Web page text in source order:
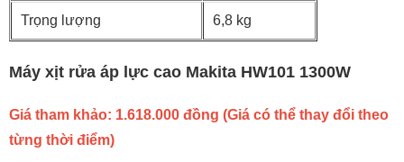
Trọng lượng 6,8 kg
Máy xịt rửa áp lực cao Makita HW101 1300W
Giá tham khảo: 1.618.000 đồng (Giá có thể thay đổi theo
từng thời điểm)